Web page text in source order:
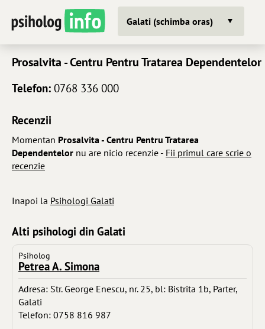
Galati (schimba oras)
Prosalvita - Centru Pentru Tratarea Dependentelor
Telefon: 0768 336 000
Recenzii
Momentan Prosalvita - Centru Pentru Tratarea
Dependentelor nu are nicio recenzie - Fii primul care scrie o
recenzie
Inapoi la Psihologi Galati
Alti psihologi din Galati
Psiholog
Petrea A. Simona
Adresa: Str. George Enescu, nr. 25, bl: Bistrita 1b, Parter,
Galati
Telefon: 0758 816 987